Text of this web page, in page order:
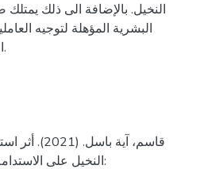
النخيل. بالإضافة الى ذلك يمتلك
البشرية المؤهلة لتوجيه
قاسم، آية
النخيل على